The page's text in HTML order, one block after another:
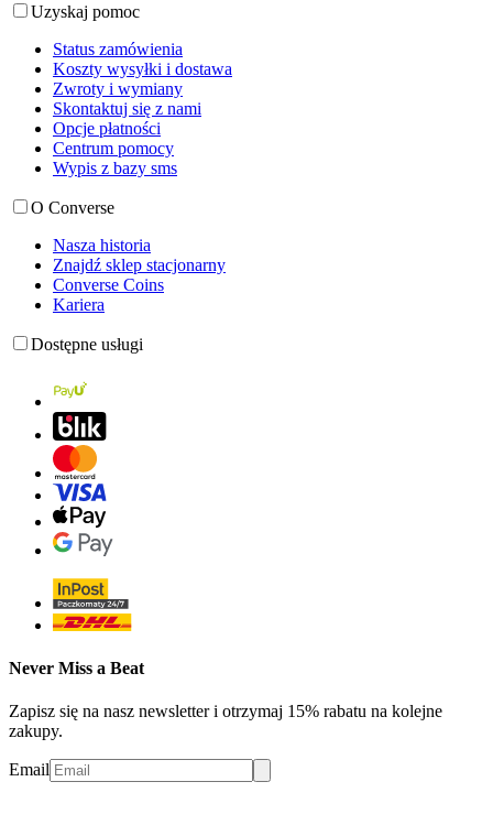
Uzyskaj pomoc
Status zamówienia
Koszty wysyłki i dostawa
Zwroty i wymiany
Skontaktuj się z nami
Opcje płatności
Centrum pomocy
Wypis z bazy sms
O Converse
Nasza historia
Znajdź sklep stacjonarny
Converse Coins
Kariera
Dostępne usługi
Never Miss a Beat
Zapisz się na nasz newsletter i otrzymaj 15% rabatu na kolejne
zakupy.
Email